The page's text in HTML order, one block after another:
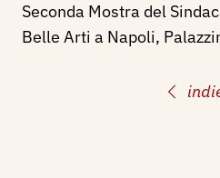
Seconda Mostra del
Belle Arti a Napoli,